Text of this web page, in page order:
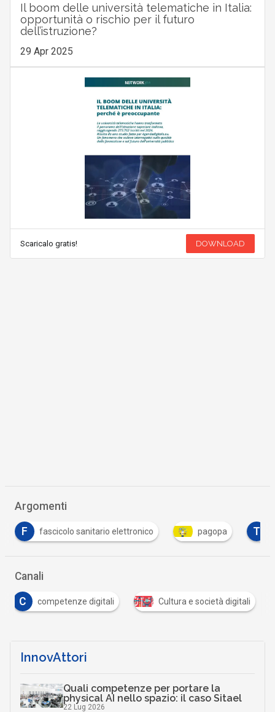
Il boom delle università telematiche in Italia:
opportunità o rischio per il futuro
dell’istruzione?
29 Apr 2025
Scaricalo gratis! DOWNLOAD
Argomenti
F fascicolo sanitario elettronico pagopa T
Canali
C competenze digitali Cultura e società digitali
InnovAttori
Quali competenze per portare la
physical AI nello spazio: il caso Sitael
22 Lug 2026